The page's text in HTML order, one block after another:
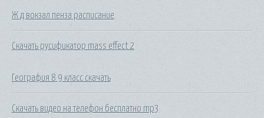
Ж д вокзал пенза расписание
Скачать русификатор mass effect 2
География 8 9 класс скачать
Скачать видео на телефон бесплатно mp3